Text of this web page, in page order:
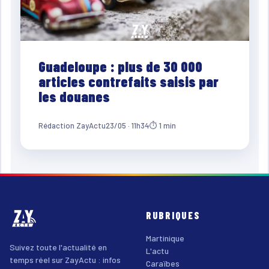
Guadeloupe : plus de 30 000
articles contrefaits saisis par
les douanes
Rédaction ZayActu23/05 · 11h34⏱ 1 min
Suivez toute l'actualité en
temps réel sur ZayActu : infos
RUBRIQUES
Martinique
L'actu
Caraïbes